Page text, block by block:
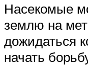
Насекомые
землю на
дожидаться
начать